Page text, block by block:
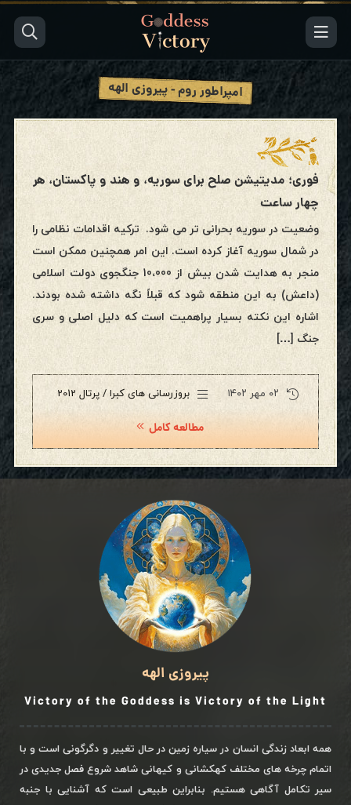
امپراطور روم - پیروزی الهه
فوری؛ مدیتیشن صلح برای سوریه، و هند و پاکستان، هر
چهار ساعت
وضعیت در سوریه بحرانی تر می شود. ترکیه اقدامات نظامی را
در شمال سوریه آغاز کرده است. این امر همچنین ممکن است
منجر به هدایت شدن بیش از 10،000 جنگجوی دولت اسلامی
(داعش) به این منطقه شود که قبلاً نگه داشته شده بودند‌.
اشاره این نکته بسیار پراهمیت است که دلیل اصلی و سری
جنگ […]
۰۲ مهر ۱۴۰۲ بروزرسانی های کبرا / پرتال 2012
مطالعه کامل
پیروزی الهه
Victory of the Goddess is Victory of the Light
همه ابعاد زندگی انسان در سیاره زمین در حال تغییر و دگرگونی است و با
اتمام چرخه های مختلف کهکشانی و کیهانی شاهد شروع فصل جدیدی در
سیر تکامل آگاهی هستیم. بنابراین طبیعی است که آشنایی با جنبه